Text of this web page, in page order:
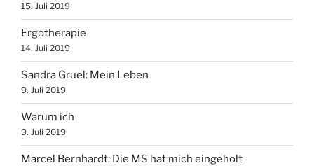
15. Juli 2019
Ergotherapie
14. Juli 2019
Sandra Gruel: Mein Leben
9. Juli 2019
Warum ich
9. Juli 2019
Marcel Bernhardt‎: Die MS hat mich eingeholt